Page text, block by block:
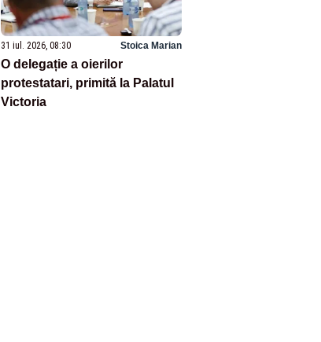
31 iul. 2026, 08:30 Stoica Marian
O delegație a oierilor
protestatari, primită la Palatul
Victoria